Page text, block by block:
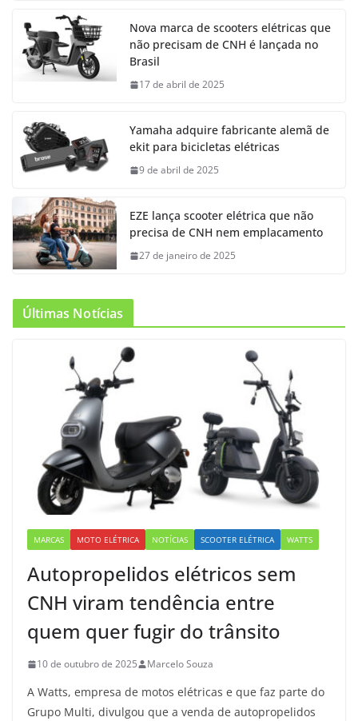
Nova marca de scooters elétricas que
não precisam de CNH é lançada no
Brasil
17 de abril de 2025
Yamaha adquire fabricante alemã de
ekit para bicicletas elétricas
9 de abril de 2025
EZE lança scooter elétrica que não
precisa de CNH nem emplacamento
27 de janeiro de 2025
Últimas Notícias
MARCAS MOTO ELÉTRICA NOTÍCIAS SCOOTER ELÉTRICA WATTS
Autopropelidos elétricos sem
CNH viram tendência entre
quem quer fugir do trânsito
10 de outubro de 2025 Marcelo Souza
A Watts, empresa de motos elétricas e que faz parte do
Grupo Multi, divulgou que a venda de autopropelidos